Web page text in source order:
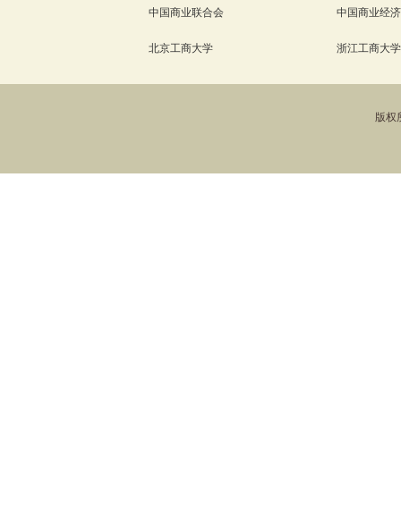
中国商业联合会 中国商业经
北京工商大学 浙江工商大学
版